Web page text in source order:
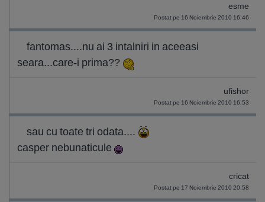
esme
Postat pe 16 Noiembrie 2010 16:46
fantomas....nu ai 3 intalniri in aceeasi
seara...care-i prima??
ufishor
Postat pe 16 Noiembrie 2010 16:53
sau cu toate tri odata....
casper nebunaticule
cricat
Postat pe 17 Noiembrie 2010 20:58